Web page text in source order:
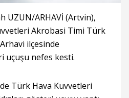
UZUN/ARHAVİ (Artvin),
Akrobasi Timi Türk
ilçesinde
uçuşu nefes kesti.
Türk Hava Kuvvetleri